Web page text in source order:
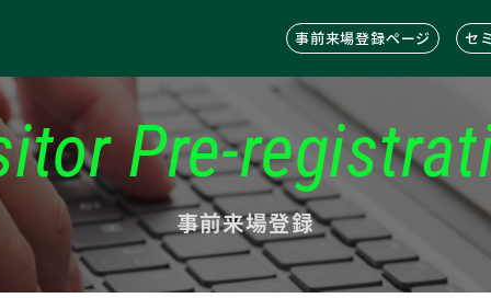
事前来場登録ページ セ
Pre-
事前来場登録